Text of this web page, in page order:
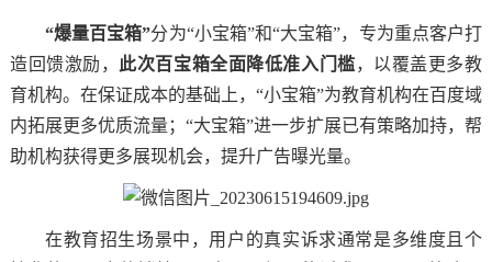
“爆量百宝箱”分为“小宝箱”和“大宝箱”，专为重点客户打
造回馈激励， 此次百宝箱全面降低准入门槛，以覆盖更多教
育机构。在保证成本的基础上，“小宝箱”为教育机构在百度域
内拓展更多优质流量；“大宝箱”进一步扩展已有策略加持，帮
助机构获得更多展现机会，提升广告曝光量。
在教育招生场景中，用户的真实诉求通常是多维度且个